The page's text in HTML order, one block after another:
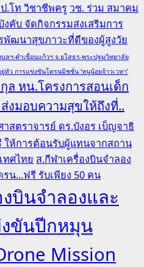
.โท วิชาชีพครู วช. ร่วม สมาคม
คับ จัดกิจกรรมส่งเสริมการ
พัฒนาสุขภาวะที่ดีของผู้สูงวัย
ลฯ-คำเขื่อนแก้วฯ จ.ยโสธร-พระปฐมวิทยาลัย
ว การแข่งขันโดรนมิชชั่น ‘หนูน้อยจ้าวเวหา’
หน.โครงการสอนเด็ก
งมอบความสุขให้ถึงที่..
าสตราจารย์ ดร.บังอร เบ็ญจาธิ
ให้การต้อนรับผู้แทนจากสถาน
ทศไทย ส.กีฬาเครื่องบินจำลอง
น...ฟรี รับเพียง 50 คน
บินจำลองและ
ขันปีกหมุน
Mission